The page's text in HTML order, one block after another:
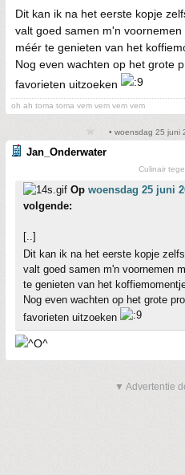
Dit kan ik na het eerste kopje
valt goed samen m'n
méér te genieten van het
Nog even wachten op het grote
favorieten uitzoeken
oh ah toma toma vem vem vem vem
• woensdag 25 juni
Jan_Onderwater
Culinair
Op woensdag 25 juni
volgende:
[..]
Dit kan ik na het eerste kopje
valt goed samen m'n voornemen
te genieten van het
Nog even wachten op het grote
favorieten uitzoeken
▼ Advertentie